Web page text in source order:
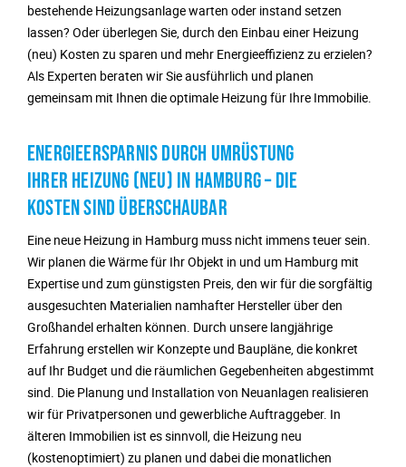
bestehende Heizungsanlage warten oder instand setzen
lassen? Oder überlegen Sie, durch den Einbau einer Heizung
(neu) Kosten zu sparen und mehr Energieeffizienz zu erzielen?
Als Experten beraten wir Sie ausführlich und planen
gemeinsam mit Ihnen die optimale Heizung für Ihre Immobilie.
ENERGIEERSPARNIS DURCH UMRÜSTUNG
IHRER HEIZUNG (NEU) IN HAMBURG – DIE
KOSTEN SIND ÜBERSCHAUBAR
Eine neue Heizung in Hamburg muss nicht immens teuer sein.
Wir planen die Wärme für Ihr Objekt in und um Hamburg mit
Expertise und zum günstigsten Preis, den wir für die sorgfältig
ausgesuchten Materialien namhafter Hersteller über den
Großhandel erhalten können. Durch unsere langjährige
Erfahrung erstellen wir Konzepte und Baupläne, die konkret
auf Ihr Budget und die räumlichen Gegebenheiten abgestimmt
sind. Die Planung und Installation von Neuanlagen realisieren
wir für Privatpersonen und gewerbliche Auftraggeber. In
älteren Immobilien ist es sinnvoll, die Heizung neu
(kostenoptimiert) zu planen und dabei die monatlichen